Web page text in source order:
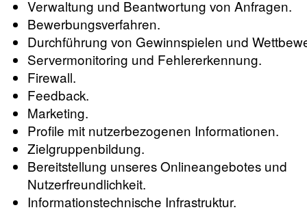
Verwaltung und Beantwortung von Anfragen.
Bewerbungsverfahren.
Durchführung von Gewinnspielen und
Servermonitoring und Fehlererkennung.
Firewall.
Feedback.
Marketing.
Profile mit nutzerbezogenen Informationen.
Zielgruppenbildung.
Bereitstellung unseres Onlineangebotes und
Nutzerfreundlichkeit.
Informationstechnische Infrastruktur.